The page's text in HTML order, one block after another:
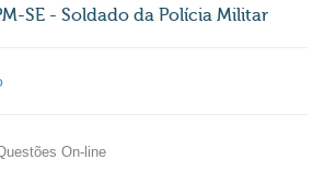
SE - Soldado da Polícia Militar
On-line